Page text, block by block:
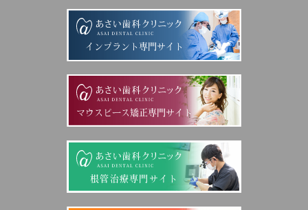
インプラント専門サイト
マウスピース矯正専門サイト
根管治療専門サイト